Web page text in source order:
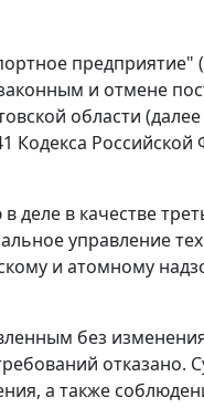
и отмене
области
Кодекса
деле в качестве
управление
и атомному
без
а также